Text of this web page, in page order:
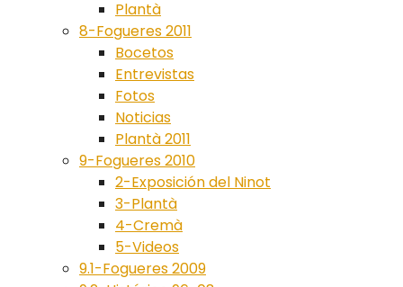
Plantà
8-Fogueres 2011
Bocetos
Entrevistas
Fotos
Noticias
Plantà 2011
9-Fogueres 2010
2-Exposición del Ninot
3-Plantà
4-Cremà
5-Videos
9.1-Fogueres 2009